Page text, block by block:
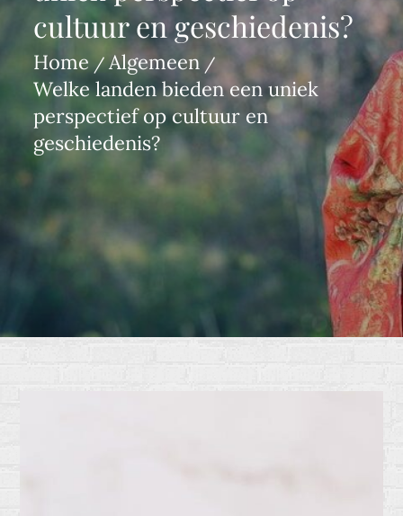
cultuur en geschiedenis?
Home
Algemeen
Welke landen bieden een uniek
perspectief op cultuur en
geschiedenis?